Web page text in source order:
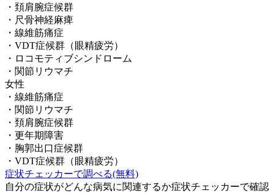
・ 頚肩腕症候群
・ 尺骨神経麻痺
・ 線維筋痛症
・ VDT症候群（眼精疲労）
・ ロコモティブシンドローム
・ 関節リウマチ
女性
・ 線維筋痛症
・ 関節リウマチ
・ 頚肩腕症候群
・ 更年期障害
・ 胸郭出口症候群
・ VDT症候群（眼精疲労）
症状チェッカーで調べる(無料)
自分の症状がどんな病気に関連するか症状チェッカーで確認